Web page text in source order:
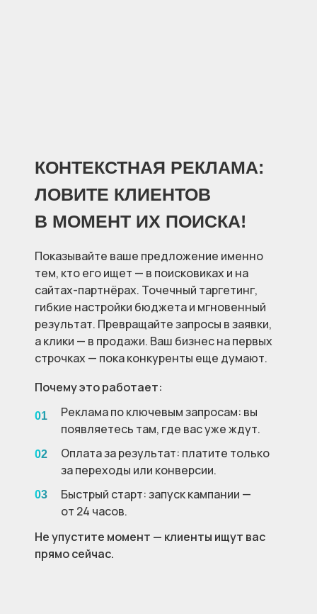
Не упустите момент — клиенты ищут вас
прямо сейчас.
Почему это работает:
03
Быстрый старт: запуск кампании —
от 24 часов.
Оплата за результат: платите только
за переходы или конверсии.
02
Реклама по ключевым запросам: вы
появляетесь там, где вас уже ждут.
01
Показывайте ваше предложение именно
тем, кто его ищет — в поисковиках и на
сайтах-партнёрах. Точечный таргетинг,
гибкие настройки бюджета и мгновенный
результат. Превращайте запросы в заявки,
а клики — в продажи. Ваш бизнес на первых
строчках — пока конкуренты еще думают.
КОНТЕКСТНАЯ РЕКЛАМА:
ЛОВИТЕ КЛИЕНТОВ
В МОМЕНТ ИХ ПОИСКА!